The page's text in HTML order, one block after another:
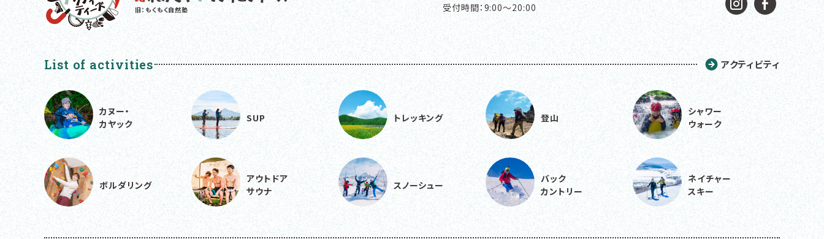
旧：もくもく自然塾
受付時間：9:00～20:00
List of activities アクティビティ
カヌー・
カヤック
SUP トレッキング 登山
シャワー
ウォーク
ボルダリング
アウトドア
サウナ
スノーシュー
バック
カントリー
ネイチャー
スキー